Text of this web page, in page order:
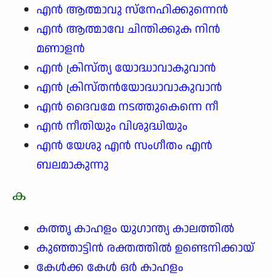
എൻ ആത്മാവു സ്നേഹിക്കുന്നെൻ
എൻ ആത്മാവേ ചിന്തിക്കുക നിൻ
മണാളൻ
എൻ ക്രിസ്ത്യ യോദ്ധാവാകുവാൻ
എൻ ക്രിസ്തൻയോദ്ധാവാകുവാൻ
എൻ ദൈവമേ നടത്തുകെന്നെ നീ
എൻ നീതിയും വിശുദ്ധിയും
എൻ യേശു എൻ സംഗീതം എൻ
ബലമാകുന്നു
ക
കത്തൃ കാഹളം യുഗാന്ത്യ കാലത്തിൽ
കുഞ്ഞാട്ടിൻ രക്തത്തിൽ ഉണ്ടെനിക്കായ്
കേൾക്ക കേൾ ഒർ കാഹളം